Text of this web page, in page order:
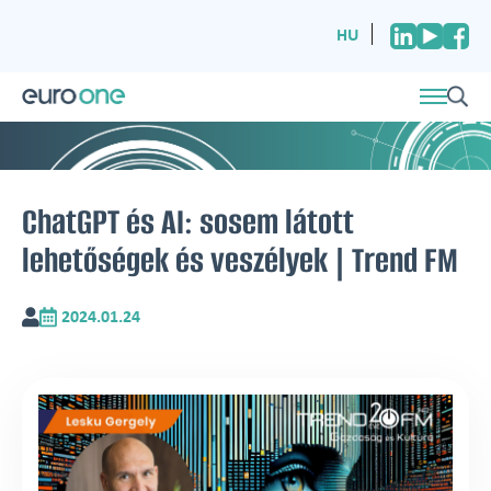
HU
ChatGPT és AI: sosem látott
lehetőségek és veszélyek | Trend FM
2024.01.24